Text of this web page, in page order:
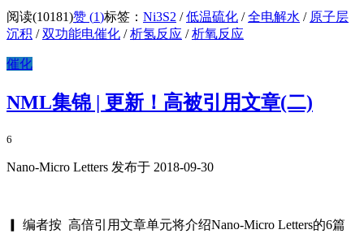
阅读(10181)赞 (1)标签： Ni3S2 /低温硫化 /全电解水 / 原子层
沉积 /双功能电催化 /析氢反应 /析氧反应
催化
NML集锦 | 更新！高被引用文章(二)
6
Nano-Micro Letters 发布于 2018-09-30
▎ 编者按 高倍引用文章单元将介绍Nano-Micro Letters的6篇